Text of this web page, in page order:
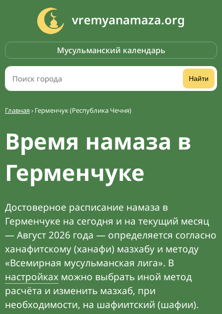
vremyanamaza.org
Мусульманский календарь
Найти
Главная› Герменчук (Республика Чечня)
Время намаза в
Герменчуке
Достоверное расписание намаза в
Герменчуке на сегодня и на текущий месяц
— Август 2026 года — определяется согласно
ханафитскому (ханафи) мазхабу и методу
«Всемирная мусульманская лига». В
настройках можно выбрать иной метод
расчёта и изменить мазхаб, при
необходимости, на шафиитский (шафии).